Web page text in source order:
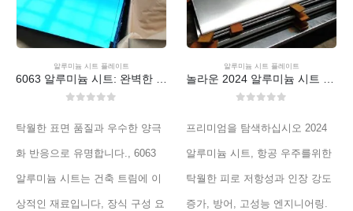
알루미늄 시트 플레이트
6063 알루미늄 시트: 완벽한 마무리를 달성합니다
탁월한 표면 품질과 우수한 양극
화 반응으로 유명합니다., 6063
알루미늄 시트는 건축 트림에 이
상적인 재료입니다, 장식 구성 요
알루미늄 시트 플레이트
놀라운 2024 알루미늄 시트 - 궁극적 인 강도 혁신
프리미엄을 탐색하십시오 2024
알루미늄 시트, 항공 우주를위한
탁월한 피로 저항성과 인장 강도
증가, 방어, 고성능 엔지니어링.